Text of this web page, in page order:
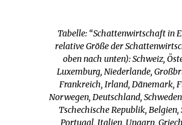
Tabelle: “Schattenwirtschaft in
relative Größe der
oben nach unten): Schweiz,
Luxemburg, Niederlande,
Frankreich, Irland, Dänemark,
Norwegen, Deutschland,
Tschechische Republik, Belgien,
Portugal, Italien, Ungarn,